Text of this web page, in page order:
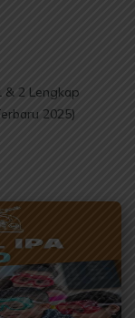
& 2 Lengkap
2025)